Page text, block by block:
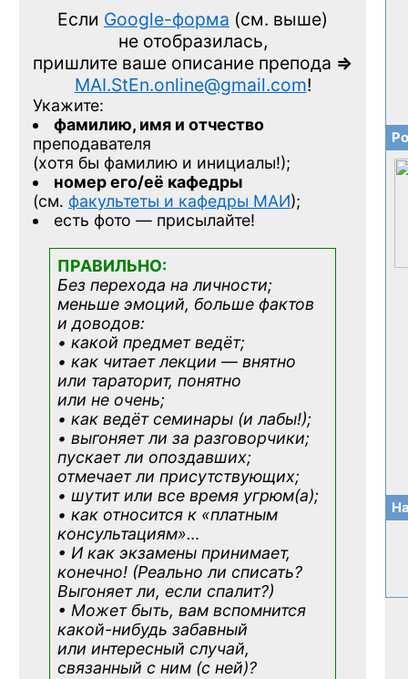
Если Google-форма (см. выше)
не отобразилась,
пришлите ваше описание препода =>
MAI.StEn.online@gmail.com!
Укажите:
фамилию, имя и отчество
преподавателя
(хотя бы фамилию и инициалы!);
номер его/её кафедры
(см. факультеты и кафедры МАИ);
есть фото — присылайте!
ПРАВИЛЬНО:
Без перехода на личности;
меньше эмоций, больше фактов
и доводов:
• какой предмет ведёт;
• как читает лекции — внятно
или тараторит, понятно
или не очень;
• как ведёт семинары (и лабы!);
• выгоняет ли за разговорчики;
пускает ли опоздавших;
отмечает ли присутствующих;
• шутит или все время угрюм(а);
• как относится к «платным
консультациям»…
• И как экзамены принимает,
конечно! (Реально ли списать?
Выгоняет ли, если спалит?)
• Может быть, вам вспомнится
какой-нибудь забавный
или интересный случай,
связанный с ним (с ней)?